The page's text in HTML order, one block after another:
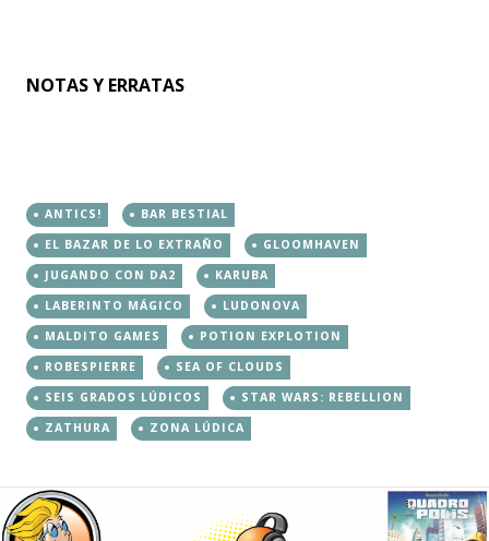
NOTAS Y ERRATAS
ANTICS!
BAR BESTIAL
EL BAZAR DE LO EXTRAÑO
GLOOMHAVEN
JUGANDO CON DA2
KARUBA
LABERINTO MÁGICO
LUDONOVA
MALDITO GAMES
POTION EXPLOTION
ROBESPIERRE
SEA OF CLOUDS
SEIS GRADOS LÚDICOS
STAR WARS: REBELLION
ZATHURA
ZONA LÚDICA